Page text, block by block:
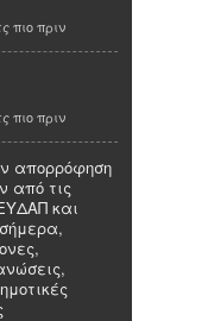
πιο πριν
πιο πριν
απορρόφηση
από τις
και